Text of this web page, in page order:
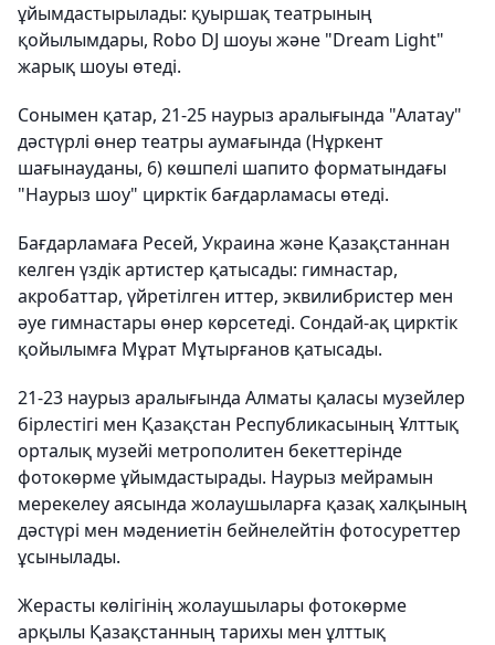
ұйымдастырылады: қуыршақ театрының
қойылымдары, Robo DJ шоуы және "Dream Light"
жарық шоуы өтеді.
Сонымен қатар, 21-25 наурыз аралығында "Алатау"
дәстүрлі өнер театры аумағында (Нұркент
шағынауданы, 6) көшпелі шапито форматындағы
"Наурыз шоу" цирктік бағдарламасы өтеді.
Бағдарламаға Ресей, Украина және Қазақстаннан
келген үздік артистер қатысады: гимнастар,
акробаттар, үйретілген иттер, эквилибристер мен
әуе гимнастары өнер көрсетеді. Сондай-ақ цирктік
қойылымға Мұрат Мұтырғанов қатысады.
21-23 наурыз аралығында Алматы қаласы музейлер
бірлестігі мен Қазақстан Республикасының Ұлттық
орталық музейі метрополитен бекеттерінде
фотокөрме ұйымдастырады. Наурыз мейрамын
мерекелеу аясында жолаушыларға қазақ халқының
дәстүрі мен мәдениетін бейнелейтін фотосуреттер
ұсынылады.
Жерасты көлігінің жолаушылары фотокөрме
арқылы Қазақстанның тарихы мен ұлттық